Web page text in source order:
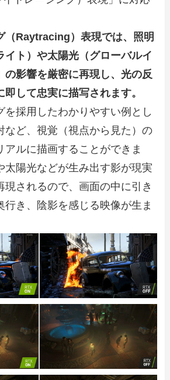
（Raytracing）表現では、照明
イト）や太陽光（グローバルイ
の影響を厳密に再現し、光の反
して忠実に描写されます。
を採用したわかりやすい例とし
など、視覚（視点から見た）の
アルに描画することができま
太陽光などが生み出す影が現実
現されるので、画面の中に引き
行き、陰影を感じる映像が生ま